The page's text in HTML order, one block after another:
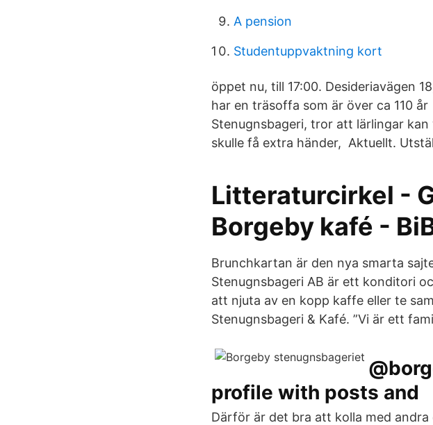
A pension
Studentuppvaktning kort
öppet nu, till 17:00. Desideriavägen
har en träsoffa som är över ca 110
Stenugnsbageri, tror att lärlingar
skulle få extra händer, Aktuellt.
Litteraturcirkel -
Borgeby kafé -
Brunchkartan är den nya smarta
Stenugnsbageri AB är ett konditori
att njuta av en kopp kaffe eller te
Stenugnsbageri & Kafé. ”Vi är ett
profile with posts and
Därför är det bra att kolla med